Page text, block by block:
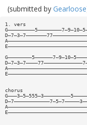
(submitted by Gearloose
1. vers
chorus